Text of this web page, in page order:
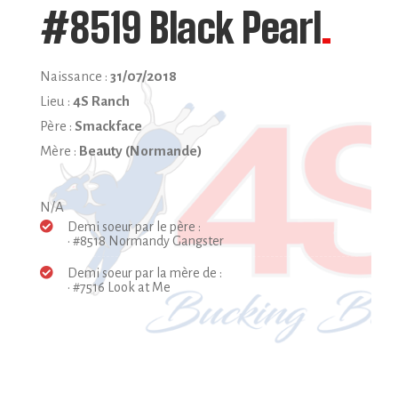
#8519 Black Pearl .
Naissance : 31/07/2018
Lieu : 4S Ranch
Père : Smackface
Mère : Beauty (Normande)
N/A
Demi soeur par le père :
• #8518 Normandy Gangster
Demi soeur par la mère de :
• #7516 Look at Me